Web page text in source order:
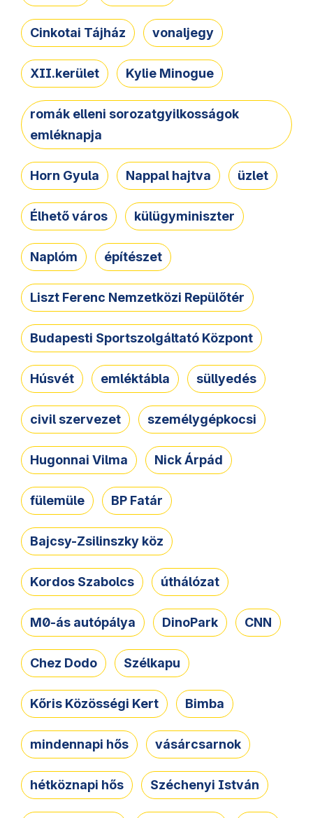
Cinkotai Tájház vonaljegy
XII.kerület Kylie Minogue
romák elleni sorozatgyilkosságok
emléknapja
Horn Gyula Nappal hajtva üzlet
Élhető város külügyminiszter
Naplóm építészet
Liszt Ferenc Nemzetközi Repülőtér
Budapesti Sportszolgáltató Központ
Húsvét emléktábla süllyedés
civil szervezet személygépkocsi
Hugonnai Vilma Nick Árpád
fülemüle BP Fatár
Bajcsy-Zsilinszky köz
Kordos Szabolcs úthálózat
M0-ás autópálya DinoPark CNN
Chez Dodo Szélkapu
Kőris Közösségi Kert Bimba
mindennapi hős vásárcsarnok
hétköznapi hős Széchenyi István